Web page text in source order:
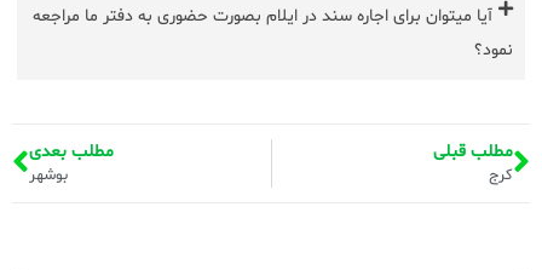
آیا میتوان برای اجاره سند در ایلام بصورت حضوری به دفتر ما مراجعه
نمود؟
مطلب قبلی
کرج
مطلب بعدی
بوشهر